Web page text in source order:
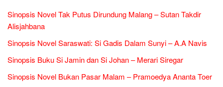
Sinopsis Novel Tak Putus Dirundung Malang – Sutan Takdir
Alisjahbana
Sinopsis Novel Saraswati: Si Gadis Dalam Sunyi – A.A Navis
Sinopsis Buku Si Jamin dan Si Johan – Merari Siregar
Sinopsis Novel Bukan Pasar Malam – Pramoedya Ananta Toer